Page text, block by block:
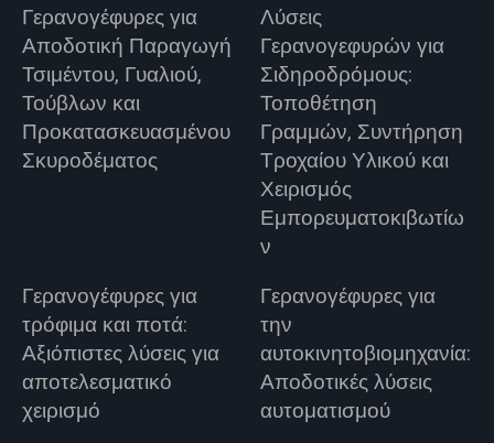
Γερανογέφυρες για
Αποδοτική Παραγωγή
Τσιμέντου, Γυαλιού,
Τούβλων και
Προκατασκευασμένου
Σκυροδέματος
Λύσεις
Γερανογεφυρών για
Σιδηροδρόμους:
Τοποθέτηση
Γραμμών, Συντήρηση
Τροχαίου Υλικού και
Χειρισμός
Εμπορευματοκιβωτίω
ν
Γερανογέφυρες για
τρόφιμα και ποτά:
Αξιόπιστες λύσεις για
αποτελεσματικό
χειρισμό
Γερανογέφυρες για
την
αυτοκινητοβιομηχανία:
Αποδοτικές λύσεις
αυτοματισμού